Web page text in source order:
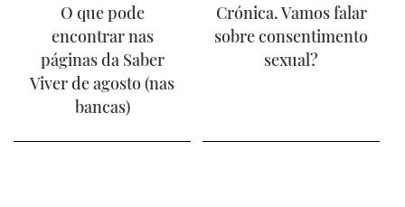
O que pode
encontrar nas
páginas da Saber
Viver de agosto (nas
bancas)
Crónica. Vamos falar
sobre consentimento
sexual?